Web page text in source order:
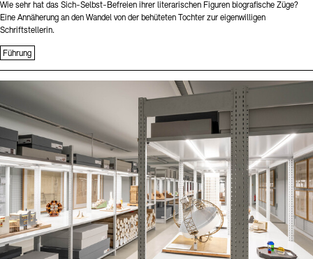
Wie sehr hat das Sich-Selbst-Befreien ihrer literarischen Figuren biografische Züge?
Eine Annäherung an den Wandel von der behüteten Tochter zur eigenwilligen
Schriftstellerin.
Führung